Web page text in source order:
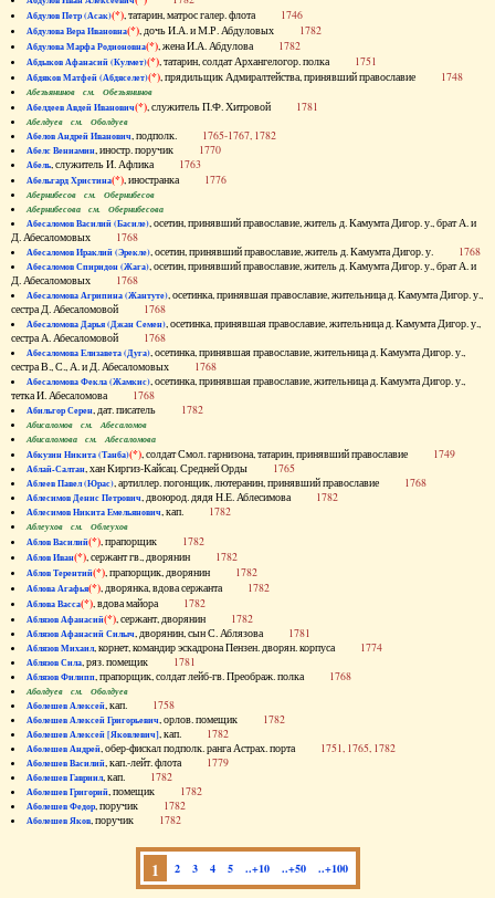
Абдулов Петр (Асак)(*), татарин, матрос галер. флота 1746
Абдулова Вера Ивановна(*), дочь И.А. и М.Р. Абдуловых 1782
Абдулова Марфа Родионовна(*), жена И.А. Абдулова 1782
Абдыков Афанасий (Кулмет)(*), татарин, солдат Архангелогор. полка 1751
Абдяков Матфей (Абдяселет)(*), прядильщик Адмиралтейства, принявший православие 1748
Абезьянинов см. Обезьянинов
Абелдеев Авдей Иванович(*), служитель П.Ф. Хитровой 1781
Абелдуев см. Оболдуев
Абелов Андрей Иванович, подполк. 1765-1767, 1782
Абелс Вениамин, иностр. поручик 1770
Абель, служитель И. Афлика 1763
Абельгард Христина(*), иностранка 1776
Абернибесов см. Обернибесов
Абернибесова см. Обернибесова
Абесаломов Василий (Басиле), осетин, принявший православие, житель д. Камумта Дигор. у., брат А. и
Д. Абесаломовых 1768
Абесаломов Ираклий (Эрекле), осетин, принявший православие, житель д. Камумта Дигор. у. 1768
Абесаломов Спиридон (Жага), осетин, принявший православие, житель д. Камумта Дигор. у., брат А. и
Д. Абесаломовых 1768
Абесаломова Агрипина (Жантуте), осетинка, принявшая православие, жительница д. Камумта Дигор. у.,
сестра Д. Абесаломовой 1768
Абесаломова Дарья (Джан Семен), осетинка, принявшая православие, жительница д. Камумта Дигор. у.,
сестра А. Абесаломовой 1768
Абесаломова Елизавета (Дуга), осетинка, принявшая православие, жительница д. Камумта Дигор. у.,
сестра В., С., А. и Д. Абесаломовых 1768
Абесаломова Фекла (Жамкис), осетинка, принявшая православие, жительница д. Камумта Дигор. у.,
тетка И. Абесаломова 1768
Абильгор Серен, дат. писатель 1782
Абисаломов см. Абесаломов
Абисаломова см. Абесаломова
Абкузин Никита (Танба)(*), солдат Смол. гарнизона, татарин, принявший православие 1749
Аблай-Салтан, хан Киргиз-Кайсац. Средней Орды 1765
Аблеев Павел (Юрас), артиллер. погонщик, лютеранин, принявший православие 1768
Аблесимов Денис Петрович, двоюрод. дядя Н.Е. Аблесимова 1782
Аблесимов Никита Емельянович, кап. 1782
Аблеухов см. Облеухов
Аблов Василий(*), прапорщик 1782
Аблов Иван(*), сержант гв., дворянин 1782
Аблов Терентий(*), прапорщик, дворянин 1782
Аблова Агафья(*), дворянка, вдова сержанта 1782
Аблова Васса(*), вдова майора 1782
Аблязов Афанасий(*), сержант, дворянин 1782
Аблязов Афанасий Силыч, дворянин, сын С. Аблязова 1781
Аблязов Михаил, корнет, командир эскадрона Пензен. дворян. корпуса 1774
Аблязов Сила, ряз. помещик 1781
Аблязов Филипп, прапорщик, солдат лейб-гв. Преображ. полка 1768
Аболдуев см. Оболдуев
Аболешев Алексей, кап. 1758
Аболешев Алексей Григорьевич, орлов. помещик 1782
Аболешев Алексей [Яковлевич], кап. 1782
Аболешев Андрей, обер-фискал подполк. ранга Астрах. порта 1751, 1765, 1782
Аболешев Василий, кап.-лейт. флота 1779
Аболешев Гавриил, кап. 1782
Аболешев Григорий, помещик 1782
Аболешев Федор, поручик 1782
Аболешев Яков, поручик 1782
1 2 3 4 5 ..+10 ..+50 ..+100